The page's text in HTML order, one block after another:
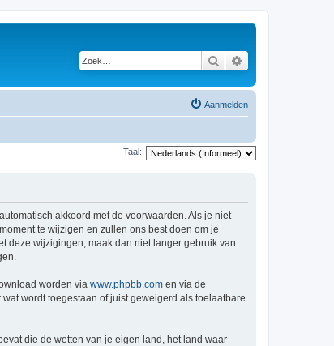
Zoek
Aanmelden
Taal:
akkoord met de voorwaarden. Als je niet
te wijzigen en zullen ons best doen om je
deze wijzigingen, maak dan niet langer gebruik van
worden via www.phpbb.com en via de
wordt toegestaan of juist geweigerd als toelaatbare
die de wetten van je eigen land, het land waar